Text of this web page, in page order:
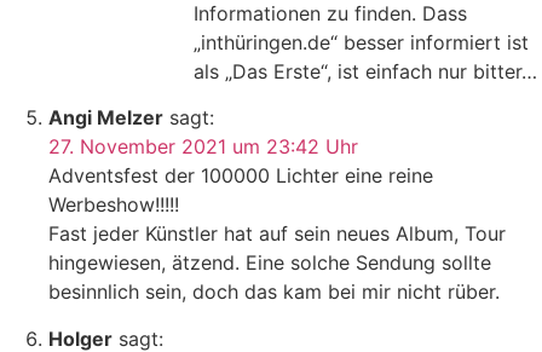
Informationen zu finden. Dass
„inthüringen.de“ besser informiert ist
als „Das Erste“, ist einfach nur bitter…
Angi Melzer sagt:
27. November 2021 um 23:42 Uhr
Adventsfest der 100000 Lichter eine reine
Werbeshow!!!!!
Fast jeder Künstler hat auf sein neues Album, Tour
hingewiesen, ätzend. Eine solche Sendung sollte
besinnlich sein, doch das kam bei mir nicht rüber.
Holger sagt: